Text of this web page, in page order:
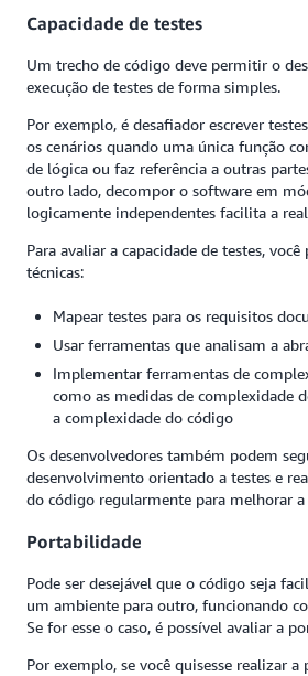
Capacidade de testes
Um trecho de código deve permitir o
execução de testes de forma simples.
Por exemplo, é desafiador escrever
os cenários quando uma única função
de lógica ou faz referência a outras
outro lado, decompor o software em
logicamente independentes facilita a
Para avaliar a capacidade de testes, você
técnicas:
Mapear testes para os requisitos
Usar ferramentas que analisam a
Implementar ferramentas de
como as medidas de complexidade
a complexidade do código
Os desenvolvedores também podem
desenvolvimento orientado a testes e
do código regularmente para melhorar a
Portabilidade
Pode ser desejável que o código seja
um ambiente para outro, funcionando
Se for esse o caso, é possível avaliar a
Por exemplo, se você quisesse realizar